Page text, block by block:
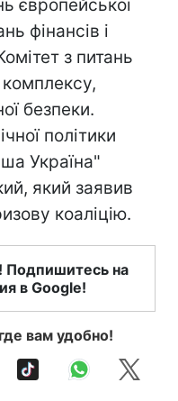
європейської
фінансів і
з питань
безпеки.
політики
Україна"
який заявив
коаліцію.
Подпишитесь на
в Google!
вам удобно!